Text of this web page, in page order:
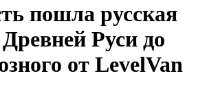
пошла русская
Руси до
от LevelVan